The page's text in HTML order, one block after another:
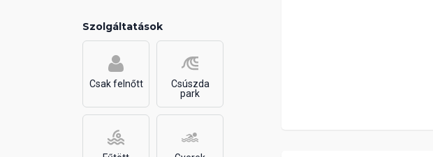
Szolgáltatások
Csak felnőtt
Csúszda
park